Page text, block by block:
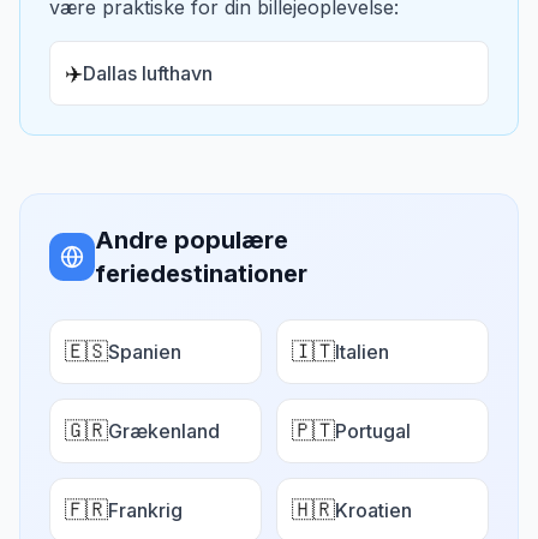
være praktiske for din billejeoplevelse:
✈️Dallas lufthavn
Andre populære
feriedestinationer
🇪🇸Spanien 🇮🇹Italien
🇬🇷Grækenland 🇵🇹Portugal
🇫🇷Frankrig 🇭🇷Kroatien